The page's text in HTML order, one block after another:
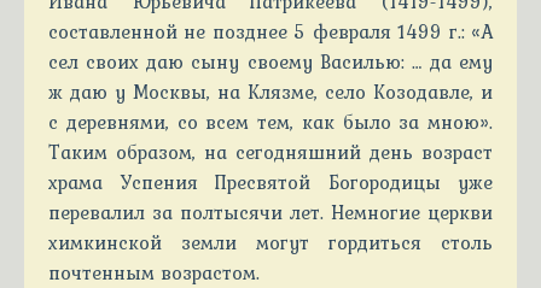
составленной не позднее 5 февраля 1499 г.: «А
сел своих даю сыну своему Василью: … да ему
ж даю у Москвы, на Клязме, село Козодавле, и
с деревнями, со всем тем, как было за мною».
Таким образом, на сегодняшний день возраст
храма Успения Пресвятой Богородицы уже
перевалил за полтысячи лет. Немногие церкви
химкинской земли могут гордиться столь
почтенным возрастом.